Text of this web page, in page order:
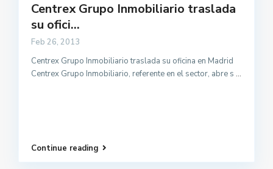
Centrex Grupo Inmobiliario traslada
su ofici...
Feb 26, 2013
Centrex Grupo Inmobiliario traslada su oficina en Madrid
Centrex Grupo Inmobiliario, referente en el sector, abre s...
Continue reading